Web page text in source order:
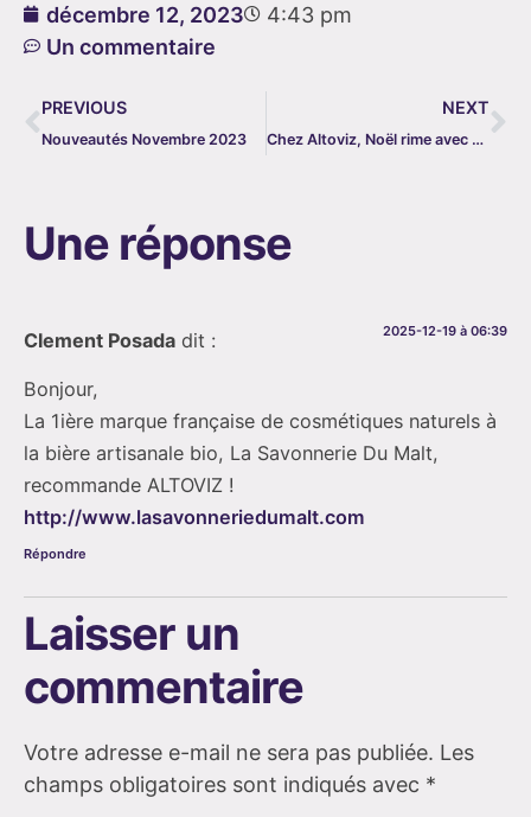
décembre 12, 2023
4:43 pm
Un commentaire
PREVIOUS
Nouveautés Novembre 2023
NEXT
Chez Altoviz, Noël rime avec cadeaux
Une réponse
Clement Posada dit : 2025-12-19 à 06:39
Bonjour,
La 1ière marque française de cosmétiques naturels à
la bière artisanale bio, La Savonnerie Du Malt,
recommande ALTOVIZ !
http://www.lasavonneriedumalt.com
Répondre
Laisser un
commentaire
Votre adresse e-mail ne sera pas publiée. Les
champs obligatoires sont indiqués avec *